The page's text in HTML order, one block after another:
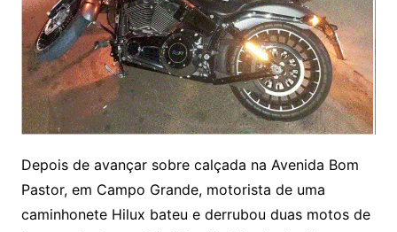
Depois de avançar sobre calçada na Avenida Bom
Pastor, em Campo Grande, motorista de uma
caminhonete Hilux bateu e derrubou duas motos de